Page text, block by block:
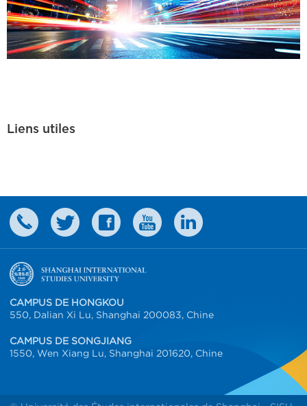
Liens utiles
CAMPUS DE HONGKOU
550, Dalian Xi Lu, Shanghai 200083, Chine
CAMPUS DE SONGJIANG
1550, Wen Xiang Lu, Shanghai 201620, Chine